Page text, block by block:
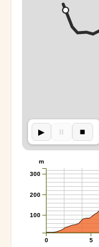
▶︎ ⏸︎ ⏹︎
0 5
100
200
300
m